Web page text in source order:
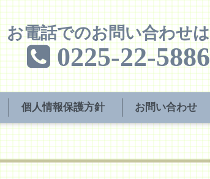
お電話でのお問い合わせは
0225-22-5886
個人情報保護方針 お問い合わせ